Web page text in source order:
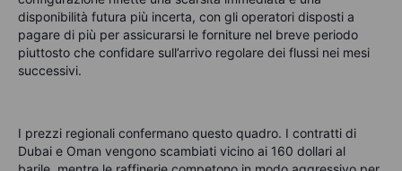
disponibilità futura più incerta, con gli operatori disposti a
pagare di più per assicurarsi le forniture nel breve periodo
piuttosto che confidare sull’arrivo regolare dei flussi nei mesi
successivi.
I prezzi regionali confermano questo quadro. I contratti di
Dubai e Oman vengono scambiati vicino ai 160 dollari al